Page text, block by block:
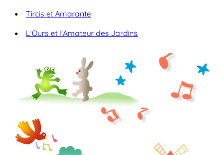
Tircis et Amarante
L'Ours et l'Amateur des Jardins